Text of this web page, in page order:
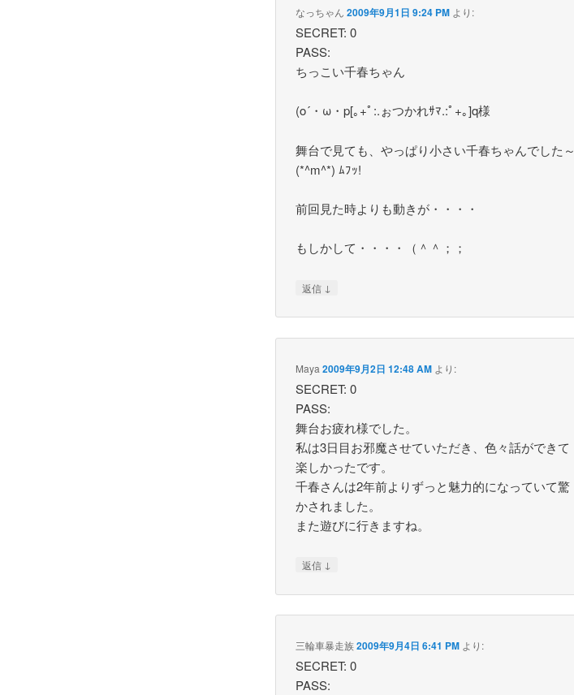
なっちゃん 2009年9月1日 9:24 PM より:
SECRET: 0
PASS:
ちっこい千春ちゃん
(o´・ω・p[｡+ﾟ:.ぉつかれｻﾏ.:ﾟ+｡]q様
舞台で見ても、やっぱり小さい千春ちゃんでした～
(*^m^*) ﾑﾌｯ!
前回見た時よりも動きが・・・・
もしかして・・・・（＾＾；；
返信 ↓
Maya 2009年9月2日 12:48 AM より:
SECRET: 0
PASS:
舞台お疲れ様でした。
私は3日目お邪魔させていただき、色々話ができて
楽しかったです。
千春さんは2年前よりずっと魅力的になっていて驚
かされました。
また遊びに行きますね。
返信 ↓
三輪車暴走族2009年9月4日 6:41 PM より:
SECRET: 0
PASS: